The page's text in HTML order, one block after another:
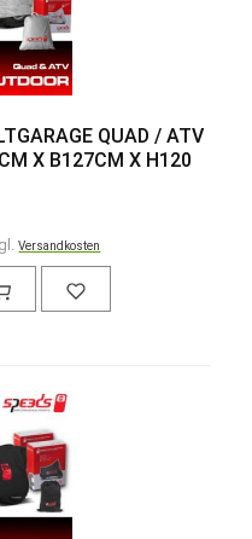
QUAD / ATV
X B127CM X H120 C
Versandkosten